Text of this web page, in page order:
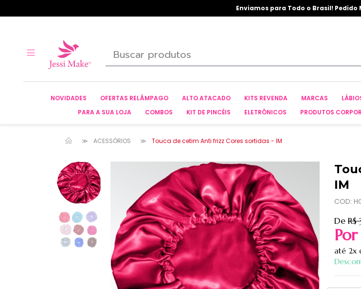
Enviamos para Todo o Brasil! Pedido
NOVIDADES OFERTAS RELÂMPAGO ALTO ATACADO KITS REVENDA MARCAS
PARA A SUA LOJA
COMBOS KIT DE PINCÉIS ELETRÔNICOS PRODUTOS
ACESSÓRIOS Touca de cetim Anti frizz Cores sortidas - IM
IM
COD:
De R$
Por
até 2x